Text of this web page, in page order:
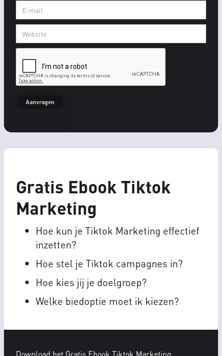
Gratis Ebook Tiktok
Marketing
Hoe kun je Tiktok Marketing effectief
inzetten?
Hoe stel je Tiktok campagnes in?
Hoe kies jij je doelgroep?
Welke biedoptie moet ik kiezen?